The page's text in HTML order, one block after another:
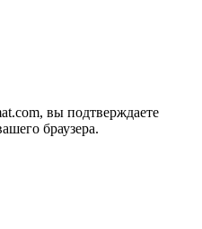
вы подтверждаете
браузера.